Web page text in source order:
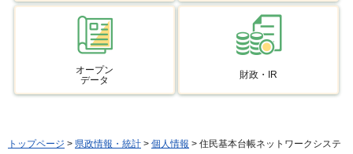
オープン
データ
財政・IR
トップページ > 県政情報・統計 > 個人情報 > 住民基本台帳ネットワークシステ